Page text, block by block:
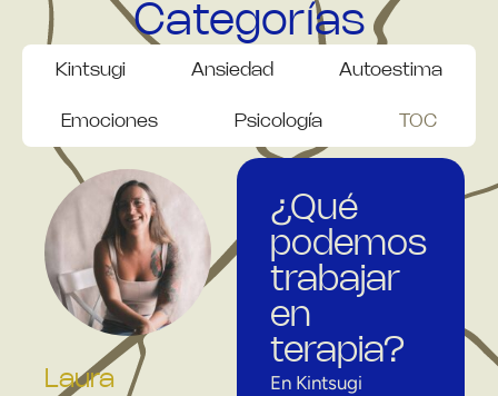
Categorías
Kintsugi Ansiedad Autoestima
Emociones Psicología TOC
Laura
¿Qué
podemos
trabajar
en
terapia?
En Kintsugi